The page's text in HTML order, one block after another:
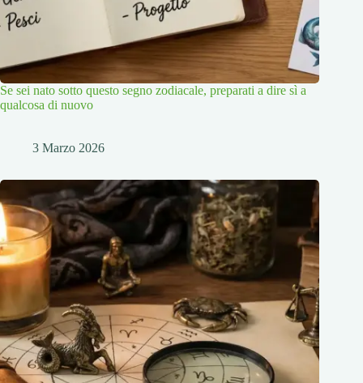
Se sei nato sotto questo segno zodiacale, preparati a dire sì a
qualcosa di nuovo
3 Marzo 2026